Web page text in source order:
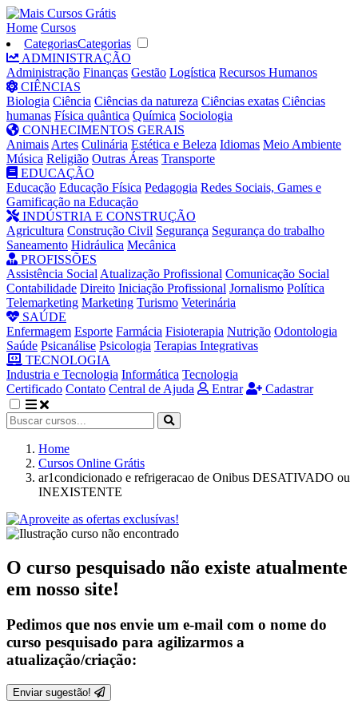
Home Cursos
CategoriasCategorias
ADMINISTRAÇÃO
Administração Finanças Gestão Logística Recursos Humanos
CIÊNCIAS
Biologia Ciência Ciências da natureza Ciências exatas Ciências
humanas Física quântica Química Sociologia
CONHECIMENTOS GERAIS
Animais Artes Culinária Estética e Beleza Idiomas Meio Ambiente
Música Religião Outras Áreas Transporte
EDUCAÇÃO
Educação Educação Física Pedagogia Redes Sociais, Games e
Gamificação na Educação
INDÚSTRIA E CONSTRUÇÃO
Agricultura Construção Civil Segurança Segurança do trabalho
Saneamento Hidráulica Mecânica
PROFISSÕES
Assistência Social Atualização Profissional Comunicação Social
Contabilidade Direito Iniciação Profissional Jornalismo Política
Telemarketing Marketing Turismo Veterinária
SAÚDE
Enfermagem Esporte Farmácia Fisioterapia Nutrição Odontologia
Saúde Psicanálise Psicologia Terapias Integrativas
TECNOLOGIA
Industria e Tecnologia Informática Tecnologia
Certificado Contato Central de Ajuda Entrar Cadastrar
Home
Cursos Online Grátis
ar1condicionado e refrigeracao de Onibus DESATIVADO ou
INEXISTENTE
O curso pesquisado não existe atualmente
em nosso site!
Pedimos que nos envie um e-mail com o nome do
curso pesquisado para agilizarmos a
atualização/criação:
Enviar sugestão!